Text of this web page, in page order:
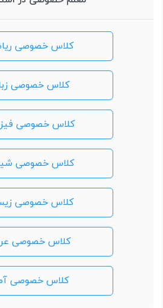
کلاس خصوصی
کلاس خصوصی
کلاس خصوصی
کلاس خصوصی
کلاس خصوصی
کلاس خصوصی
کلاس خصوصی